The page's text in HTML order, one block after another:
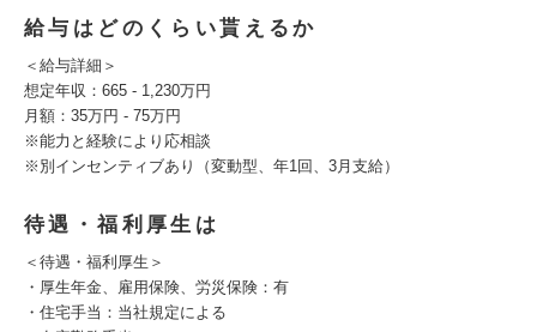
給与はどのくらい貰えるか
＜給与詳細＞
想定年収：665 - 1,230万円
月額：35万円 - 75万円
※能力と経験により応相談
※別インセンティブあり（変動型、年1回、3月支給）
待遇・福利厚生は
＜待遇・福利厚生＞
・厚生年金、雇用保険、労災保険：有
・住宅手当：当社規定による